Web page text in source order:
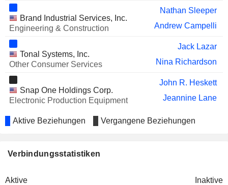
Brand Industrial Services, Inc.
Engineering & Construction
Nathan Sleeper
Andrew Campelli
Tonal Systems, Inc.
Other Consumer Services
Jack Lazar
Nina Richardson
Snap One Holdings Corp.
Electronic Production Equipment
John R. Heskett
Jeannine Lane
Aktive Beziehungen Vergangene Beziehungen
Verbindungsstatistiken
Aktive Inaktive